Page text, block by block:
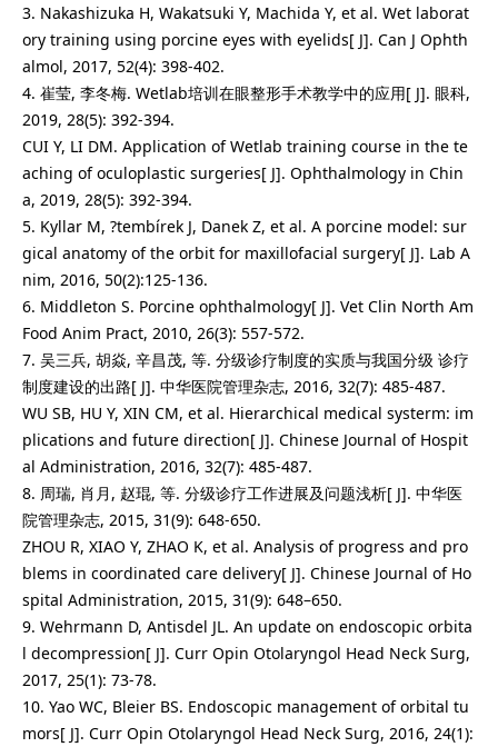
3. Nakashizuka H, Wakatsuki Y, Machida Y, et al. Wet laborat
ory training using porcine eyes with eyelids[ J]. Can J Ophth
almol, 2017, 52(4): 398-402.
4. 崔莹, 李冬梅. Wetlab培训在眼整形手术教学中的应用[ J]. 眼科,
2019, 28(5): 392-394.
CUI Y, LI DM. Application of Wetlab training course in the te
aching of oculoplastic surgeries[ J]. Ophthalmology in Chin
a, 2019, 28(5): 392-394.
5. Kyllar M, ?tembírek J, Danek Z, et al. A porcine model: sur
gical anatomy of the orbit for maxillofacial surgery[ J]. Lab A
nim, 2016, 50(2):125-136.
6. Middleton S. Porcine ophthalmology[ J]. Vet Clin North Am
Food Anim Pract, 2010, 26(3): 557-572.
7. 吴三兵, 胡焱, 辛昌茂, 等. 分级诊疗制度的实质与我国分级 诊疗
制度建设的出路[ J]. 中华医院管理杂志, 2016, 32(7): 485-487.
WU SB, HU Y, XIN CM, et al. Hierarchical medical systerm: im
plications and future direction[ J]. Chinese Journal of Hospit
al Administration, 2016, 32(7): 485-487.
8. 周瑞, 肖月, 赵琨, 等. 分级诊疗工作进展及问题浅析[ J]. 中华医
院管理杂志, 2015, 31(9): 648-650.
ZHOU R, XIAO Y, ZHAO K, et al. Analysis of progress and pro
blems in coordinated care delivery[ J]. Chinese Journal of Ho
spital Administration, 2015, 31(9): 648–650.
9. Wehrmann D, Antisdel JL. An update on endoscopic orbita
l decompression[ J]. Curr Opin Otolaryngol Head Neck Surg,
2017, 25(1): 73-78.
10. Yao WC, Bleier BS. Endoscopic management of orbital tu
mors[ J]. Curr Opin Otolaryngol Head Neck Surg, 2016, 24(1):